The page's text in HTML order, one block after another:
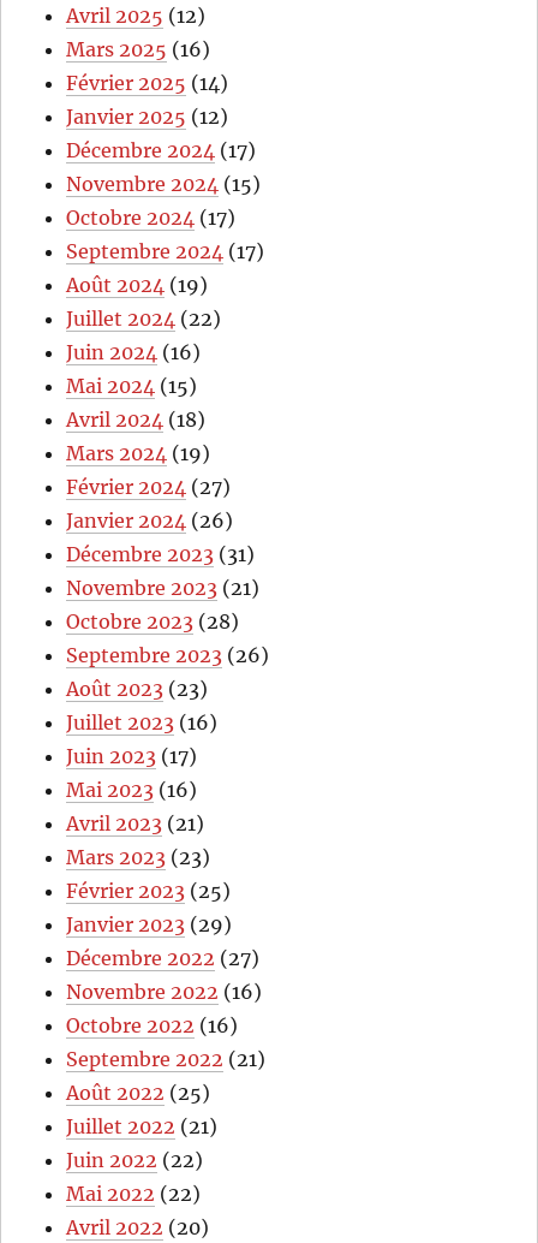
Avril 2025 (12)
Mars 2025 (16)
Février 2025 (14)
Janvier 2025 (12)
Décembre 2024 (17)
Novembre 2024 (15)
Octobre 2024 (17)
Septembre 2024 (17)
Août 2024 (19)
Juillet 2024 (22)
Juin 2024 (16)
Mai 2024 (15)
Avril 2024 (18)
Mars 2024 (19)
Février 2024 (27)
Janvier 2024 (26)
Décembre 2023 (31)
Novembre 2023 (21)
Octobre 2023 (28)
Septembre 2023 (26)
Août 2023 (23)
Juillet 2023 (16)
Juin 2023 (17)
Mai 2023 (16)
Avril 2023 (21)
Mars 2023 (23)
Février 2023 (25)
Janvier 2023 (29)
Décembre 2022 (27)
Novembre 2022 (16)
Octobre 2022 (16)
Septembre 2022 (21)
Août 2022 (25)
Juillet 2022 (21)
Juin 2022 (22)
Mai 2022 (22)
Avril 2022 (20)